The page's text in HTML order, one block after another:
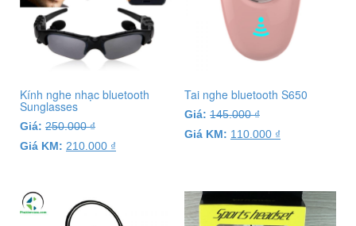
Kính nghe nhạc bluetooth
Sunglasses
Giá: 250.000₫
Giá KM: 210.000 ₫
Tai nghe bluetooth S650
Giá: 145.000₫
Giá KM: 110.000 ₫